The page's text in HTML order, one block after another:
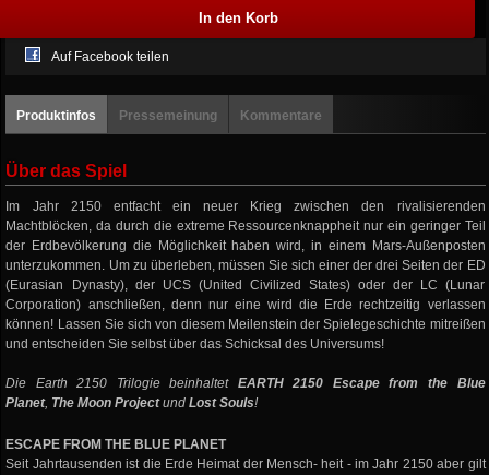
Auf Facebook teilen
Produktinfos Pressemeinung Kommentare
Über das Spiel
Im Jahr 2150 entfacht ein neuer Krieg zwischen den rivalisierenden
Machtblöcken, da durch die extreme Ressourcenknappheit nur ein geringer Teil
der Erdbevölkerung die Möglichkeit haben wird, in einem Mars-Außenposten
unterzukommen. Um zu überleben, müssen Sie sich einer der drei Seiten der ED
(Eurasian Dynasty), der UCS (United Civilized States) oder der LC (Lunar
Corporation) anschließen, denn nur eine wird die Erde rechtzeitig verlassen
können! Lassen Sie sich von diesem Meilenstein der Spielegeschichte mitreißen
und entscheiden Sie selbst über das Schicksal des Universums!
Die Earth 2150 Trilogie beinhaltet EARTH 2150 Escape from the Blue
Planet, The Moon ProjectundLost Souls!
ESCAPE FROM THE BLUE PLANET
Seit Jahrtausenden ist die Erde Heimat der Mensch- heit - im Jahr 2150 aber gilt